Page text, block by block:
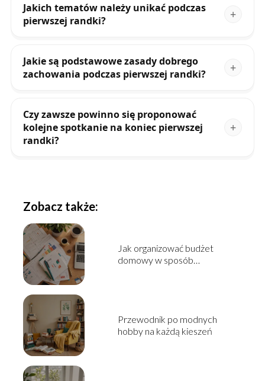
Jakich tematów należy unikać podczas
pierwszej randki?
Jakie są podstawowe zasady dobrego
zachowania podczas pierwszej randki?
Czy zawsze powinno się proponować
kolejne spotkanie na koniec pierwszej
randki?
Zobacz także:
Jak organizować budżet
domowy w sposób
Przewodnik po modnych
hobby na każdą kieszeń